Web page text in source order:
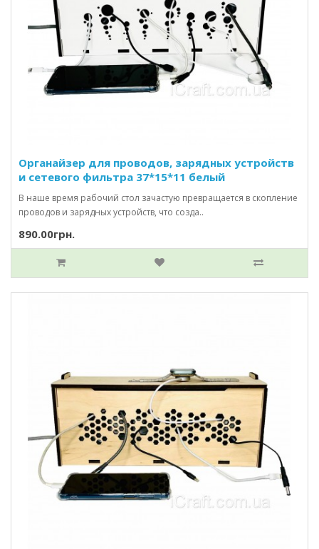
Органайзер для проводов, зарядных устройств
и сетевого фильтра 37*15*11 белый
В наше время рабочий стол зачастую превращается в скопление
проводов и зарядных устройств, что созда..
890.00грн.